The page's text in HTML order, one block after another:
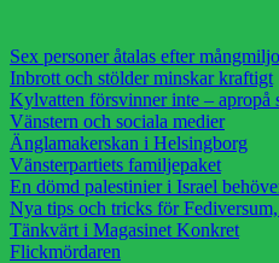
Sex personer åtalas efter
Inbrott och stölder minskar kraftigt
Kylvatten försvinner inte – apropå
Vänstern och sociala medier
Änglamakerskan i Helsingborg
Vänsterpartiets familjepaket
En dömd palestinier i Israel
Nya tips och tricks för
Tänkvärt i Magasinet Konkret
Flickmördaren